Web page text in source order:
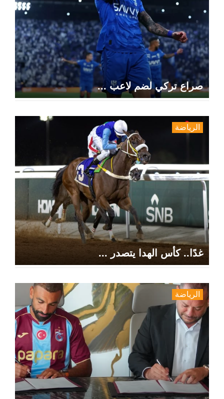
صراع تركي لضم لاعب ...
الرياضة
غدًا.. كأس الهدا يتصدر ...
الرياضة